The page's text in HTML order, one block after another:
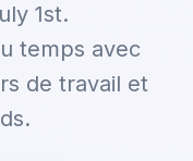
1st.
temps avec
de travail et